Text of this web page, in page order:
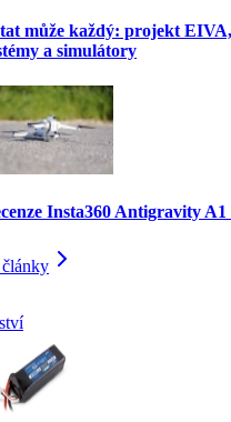
může každý: projekt
a simulátory
Insta360 Antigravity